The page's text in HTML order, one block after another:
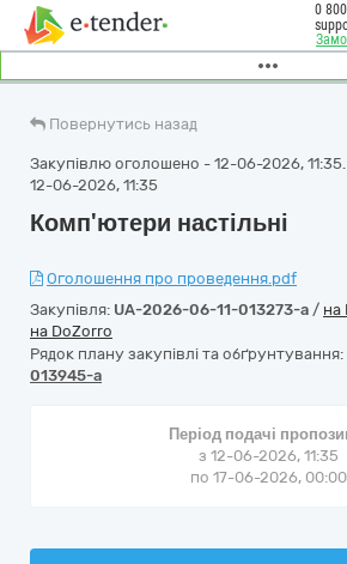
0
Повернутись назад
Закупівлю оголошено - 12-06-2026, 11:35.
12-06-2026, 11:35
Комп'ютери настільні
Оголошення про проведення.pdf
Закупівля: UA-2026-06-11-013273-a / на
на DoZorro
Рядок плану закупівлі та обґрунтування:
013945-a
Період подачі
з 12-06-2026, 11:35
по 17-06-2026, 00:00